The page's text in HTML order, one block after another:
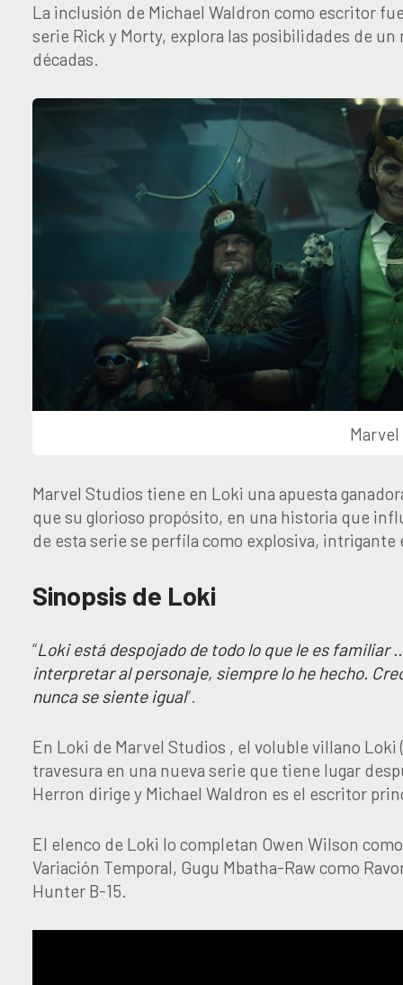
La inclusión de Michael Waldron como escritor
serie Rick y Morty, explora las posibilidades de
décadas.
Marvel Studios tiene en Loki una apuesta
que su glorioso propósito, en una historia que
de esta serie se perfila como explosiva,
Sinopsis de Loki
“Loki está despojado de todo lo que le es
interpretar al personaje, siempre lo he hecho.
nunca se siente igual”.
En Loki de Marvel Studios , el voluble villano
travesura en una nueva serie que tiene lugar
Herron dirige y Michael Waldron es el escritor
El elenco de Loki lo completan Owen Wilson
Variación Temporal, Gugu Mbatha-Raw como
Hunter B-15.